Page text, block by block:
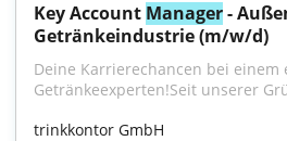
Key Account Manager -
Getränkeindustrie (m/w/d)
Deine Karrierechancen bei einem
Getränkeexperten!Seit unserer
trinkkontor GmbH